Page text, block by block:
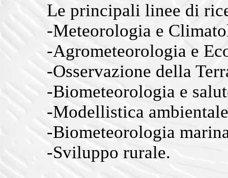
Le principali linee di
-Meteorologia e
-Agrometeorologia e
-Osservazione della
-Biometeorologia e
-Modellistica
-Biometeorologia
-Sviluppo rurale.